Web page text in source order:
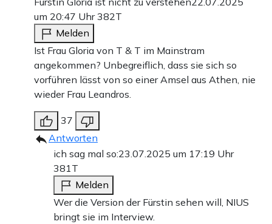
um 20:47 Uhr382T
Melden
Ist Frau Gloria von T & T im Mainstram
angekommen? Unbegreiflich, dass sie sich so
vorführen lässt von so einer Amsel aus Athen, nie
wieder Frau Leandros.
37
Antworten
ich sag mal so:23.07.2025 um 17:19 Uhr
381T
Melden
Wer die Version der Fürstin sehen will, NIUS
bringt sie im Interview.